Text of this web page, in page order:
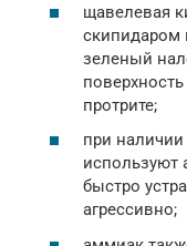
щавелевая
скипидаром
зеленый
протрите;
при наличии
используют
быстро
агрессивно;